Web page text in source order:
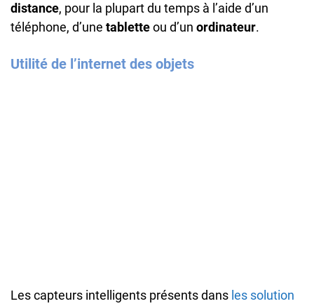
distance, pour la plupart du temps à l’aide d’un
téléphone, d’une tabletteou d’un ordinateur.
Utilité de l’internet des objets
Les capteurs intelligents présents dans les solution